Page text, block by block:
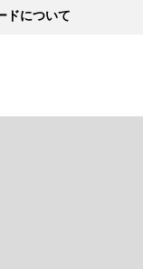
ドについて